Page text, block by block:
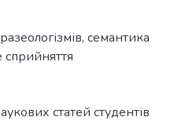
, семантика
статей студентів